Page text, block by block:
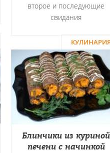
второе и последующие
свидания
Блинчики из куриной
печени с начинкой